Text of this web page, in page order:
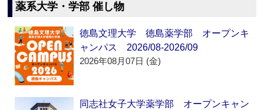
薬系大学・学部 催し物
徳島文理大学 徳島薬学部 オープンキ
ャンパス 2026/08-2026/09
2026年08月07日 (金)
同志社女子大学薬学部 オープンキャン